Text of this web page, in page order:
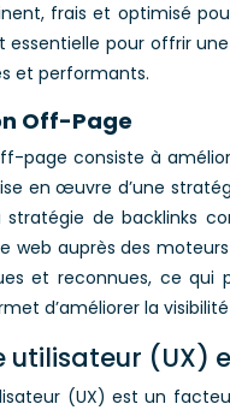
frais et optimisé
pour offrir
et performants.
Off-Page
page consiste à
en œuvre d’une
stratégie de backlinks
web auprès des
et reconnues, ce qui
d’améliorer la
utilisateur (UX)
(UX) est un